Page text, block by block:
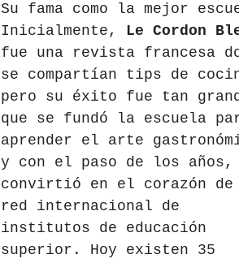
Su fama como la mejor
Inicialmente, Le Cordon
fue una revista francesa
se compartían tips de
pero su éxito fue tan
que se fundó la escuela
aprender el arte
y con el paso de los años,
convirtió en el corazón de
red internacional de
institutos de educación
superior. Hoy existen 35